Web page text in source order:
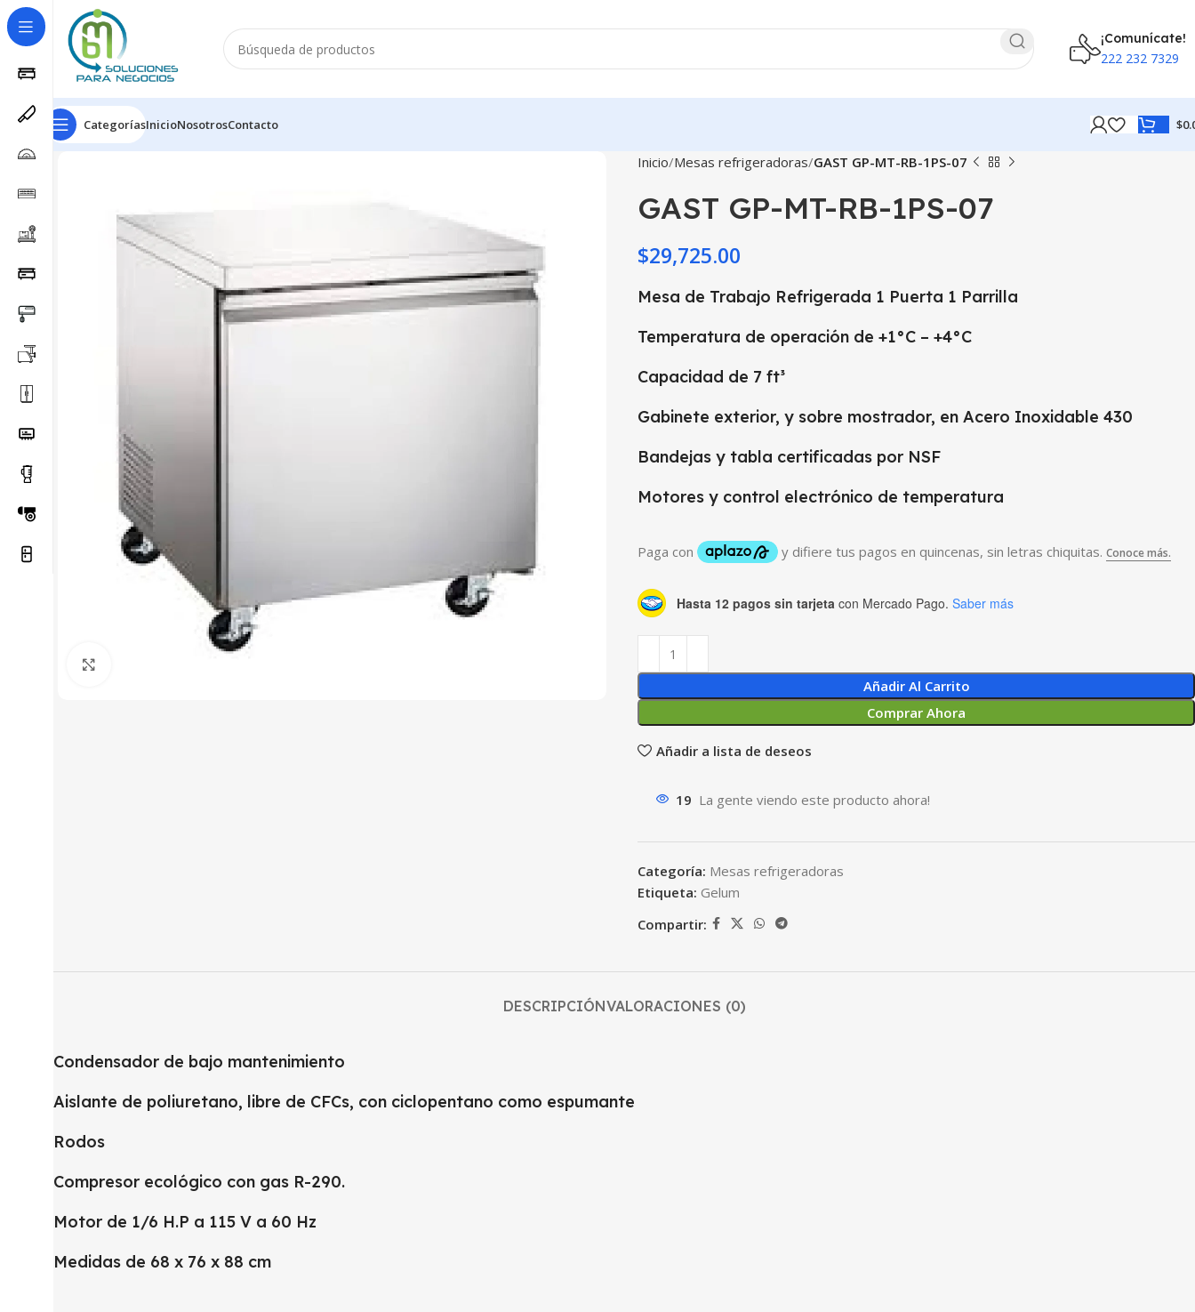
¡Comunícate!
222 232 7329
CategoríasInicioNosotrosContacto $
Inicio Mesas refrigeradoras GAST GP-MT-RB-1PS-07
GAST GP-MT-RB-1PS-07
$29,725.00
Mesa de Trabajo Refrigerada 1 Puerta 1 Parrilla
Temperatura de operación de +1°C – +4°C
Capacidad de 7 ft³
Gabinete exterior, y sobre mostrador, en Acero Inoxidable 430
Bandejas y tabla certificadas por NSF
Motores y control electrónico de temperatura
Hasta 12 pagos sin tarjeta con Mercado Pago. Saber más
Añadir Al Carrito
Comprar Ahora
Añadir a lista de deseos
19 La gente viendo este producto ahora!
Categoría: Mesas refrigeradoras
Etiqueta: Gelum
Compartir:
DESCRIPCIÓNVALORACIONES (0)
Condensador de bajo mantenimiento
Aislante de poliuretano, libre de CFCs, con ciclopentano como espumante
Rodos
Compresor ecológico con gas R-290.
Motor de 1/6 H.P a 115 V a 60 Hz
Medidas de 68 x 76 x 88 cm